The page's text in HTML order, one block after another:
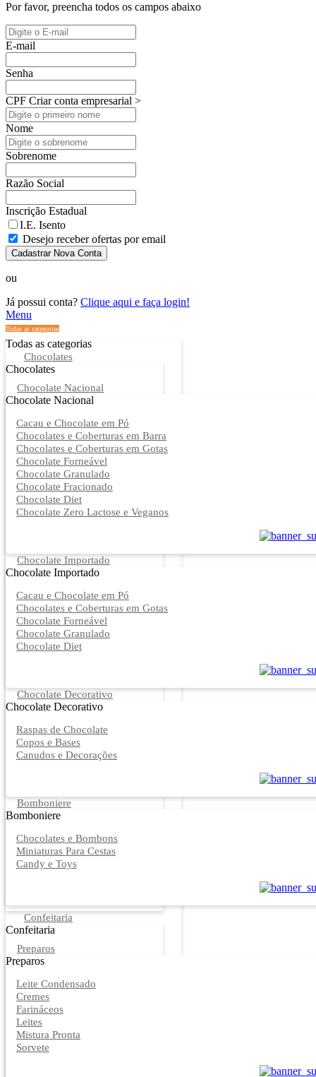
Por favor, preencha todos os campos abaixo
E-mail
Senha
CPF Criar conta empresarial >
Nome
Sobrenome
Razão Social
Inscrição Estadual
I.E. Isento
Desejo receber ofertas por email
Cadastrar Nova Conta
ou
Já possui conta? Clique aqui e faça login!
Menu
Todas as categorias
Todas as categorias
Chocolates
Chocolates
Chocolate Nacional
Chocolate Nacional
Cacau e Chocolate em Pó
Chocolates e Coberturas em Barra
Chocolates e Coberturas em Gotas
Chocolate Forneável
Chocolate Granulado
Chocolate Fracionado
Chocolate Diet
Chocolate Zero Lactose e Veganos
Chocolate Importado
Chocolate Importado
Cacau e Chocolate em Pó
Chocolates e Coberturas em Gotas
Chocolate Forneável
Chocolate Granulado
Chocolate Diet
Chocolate Decorativo
Chocolate Decorativo
Raspas de Chocolate
Copos e Bases
Canudos e Decorações
Bomboniere
Bomboniere
Chocolates e Bombons
Miniaturas Para Cestas
Candy e Toys
Confeitaria
Confeitaria
Preparos
Preparos
Leite Condensado
Cremes
Farináceos
Leites
Mistura Pronta
Sorvete